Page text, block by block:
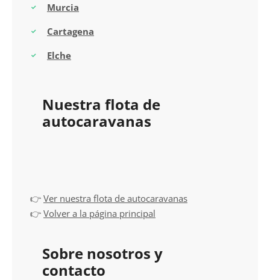
Murcia
Cartagena
Elche
Nuestra flota de
autocaravanas
👉 Ver nuestra flota de autocaravanas
👉 Volver a la página principal
Sobre nosotros y
contacto